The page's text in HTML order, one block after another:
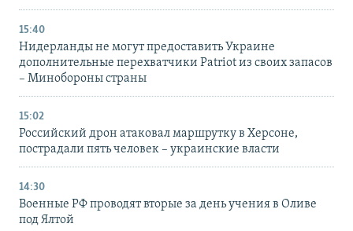
15:40
Нидерланды не могут предоставить Украине
дополнительные перехватчики Patriot из своих запасов
– Минобороны страны
15:02
Российский дрон атаковал маршрутку в Херсоне,
пострадали пять человек – украинские власти
14:30
Военные РФ проводят вторые за день учения в Оливе
под Ялтой